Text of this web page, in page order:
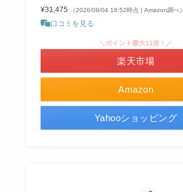
¥31,475
（2026/08/04 18:52時点 | Amazon調べ）
口コミを見る
Amazon
＼ポイント最大11倍！／
楽天市場
Yahooショッピング